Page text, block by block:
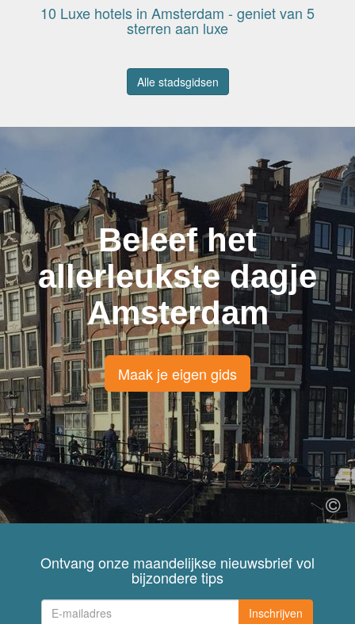
10 Luxe hotels in Amsterdam - geniet van 5
sterren aan luxe
Alle stadsgidsen
Beleef het
allerleukste dagje
Amsterdam
Maak je eigen gids
Ontvang onze maandelijkse nieuwsbrief vol
bijzondere tips
Inschrijven